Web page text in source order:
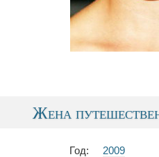
Жена
Год:
2009